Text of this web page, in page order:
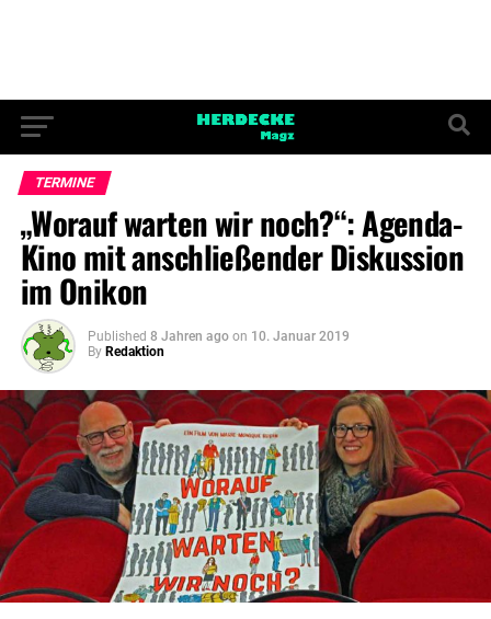
TERMINE
„Worauf warten wir noch?“: Agenda-
Kino mit anschließender Diskussion
im Onikon
Published 8 Jahren ago on 10. Januar 2019
By Redaktion